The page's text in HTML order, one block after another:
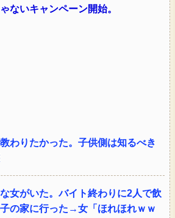
ないキャンペーン開始。
わりたかった。子供側は知るべき
女がいた。バイト終わりに2人で飲
の家に行った→女「ほれほれｗｗ